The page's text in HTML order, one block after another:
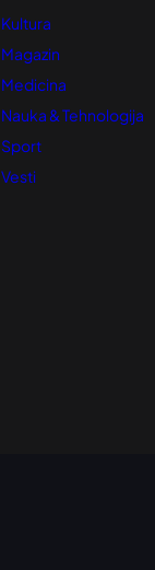
Kultura
Magazin
Medicina
Nauka & Tehnologija
Sport
Vesti